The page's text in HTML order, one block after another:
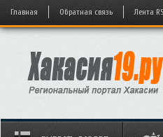
Главная Обратная связь Лента